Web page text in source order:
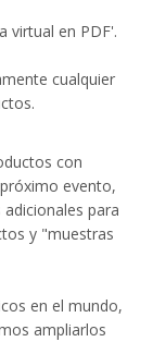
virtual en PDF'.
cualquier
con
evento,
para
y "muestras
en el mundo,
ampliarlos